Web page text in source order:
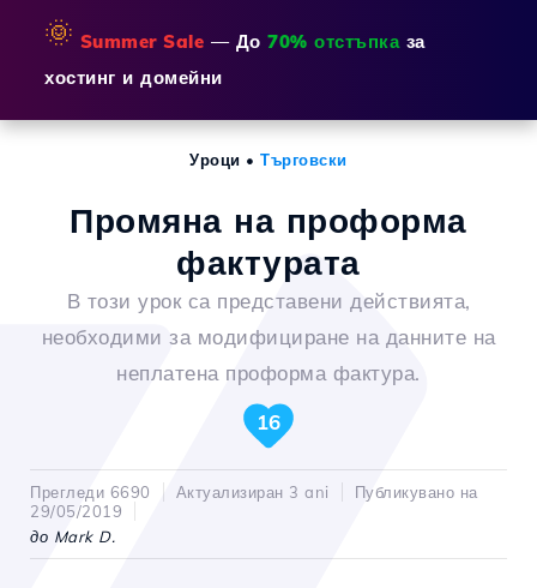
🌞 Summer Sale — До 70% отстъпказа
хостинг и домейни
Уроци •Търговски
Промяна на проформа
фактурата
В този урок са представени действията,
необходими за модифициране на данните на
неплатена проформа фактура.
16
Прегледи 6690 Актуализиран 3 ani
Публикувано на
29/05/2019
до Mark D.